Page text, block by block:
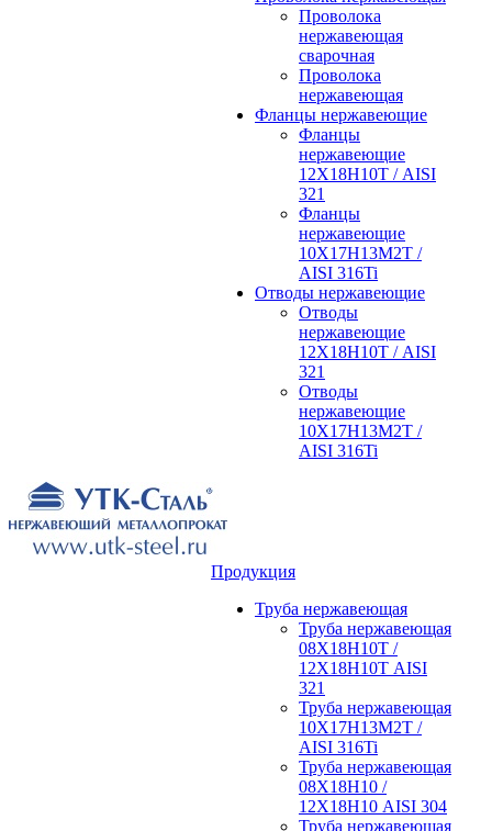
Проволока
нержавеющая
сварочная
Проволока
нержавеющая
Фланцы нержавеющие
Фланцы
нержавеющие
12Х18Н10Т / AISI
321
Фланцы
нержавеющие
10Х17Н13М2Т /
AISI 316Ti
Отводы нержавеющие
Отводы
нержавеющие
12Х18Н10Т / AISI
321
Отводы
нержавеющие
10Х17Н13М2Т /
AISI 316Ti
Продукция
Труба нержавеющая
Труба нержавеющая
08Х18Н10Т /
12Х18Н10Т AISI
321
Труба нержавеющая
10Х17Н13М2Т /
AISI 316Ti
Труба нержавеющая
08Х18Н10 /
12Х18Н10 AISI 304
Труба нержавеющая